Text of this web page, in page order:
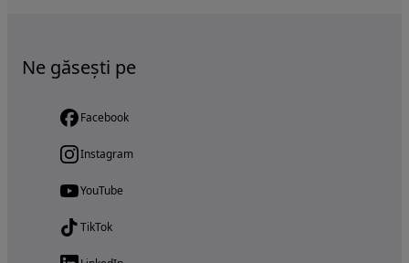
Ne găsești pe
Facebook
Instagram
YouTube
TikTok